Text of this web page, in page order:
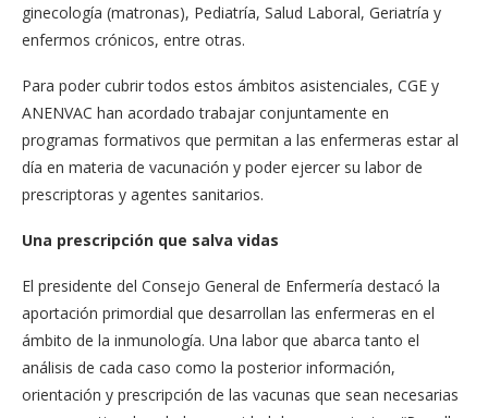
ginecología (matronas), Pediatría, Salud Laboral, Geriatría y
enfermos crónicos, entre otras.
Para poder cubrir todos estos ámbitos asistenciales, CGE y
ANENVAC han acordado trabajar conjuntamente en
programas formativos que permitan a las enfermeras estar al
día en materia de vacunación y poder ejercer su labor de
prescriptoras y agentes sanitarios.
Una prescripción que salva vidas
El presidente del Consejo General de Enfermería destacó la
aportación primordial que desarrollan las enfermeras en el
ámbito de la inmunología. Una labor que abarca tanto el
análisis de cada caso como la posterior información,
orientación y prescripción de las vacunas que sean necesarias